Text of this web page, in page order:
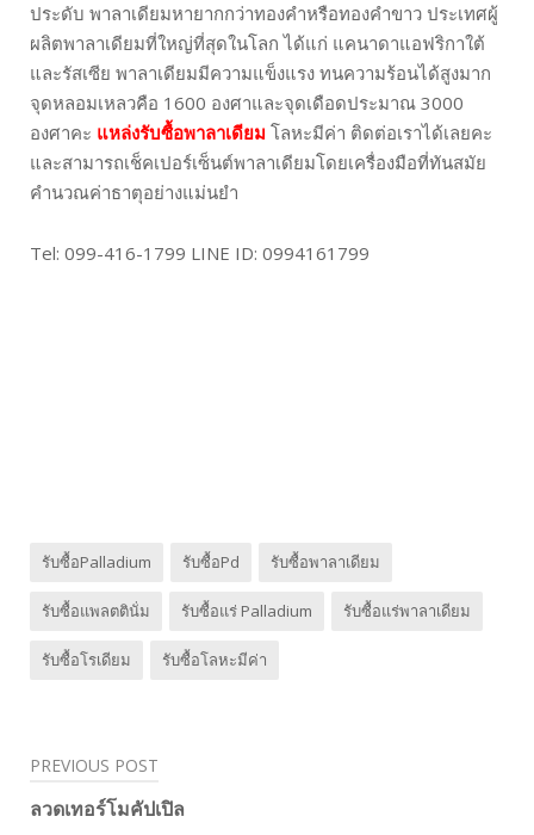
ประดับ พาลาเดียมหายากกว่าทองคำหรือทองคำขาว ประเทศผู้
ผลิตพาลาเดียมที่ใหญ่ที่สุดในโลก ได้แก่ แคนาดาแอฟริกาใต้
และรัสเซีย พาลาเดียมมีความแข็งแรง ทนความร้อนได้สูงมาก
จุดหลอมเหลวคือ 1600 องศาและจุดเดือดประมาณ 3000
องศาคะ แหล่งรับซื้อพาลาเดียม โลหะมีค่า ติดต่อเราได้เลยคะ
และสามารถเช็คเปอร์เซ็นต์พาลาเดียมโดยเครื่องมือที่ทันสมัย
คำนวณค่าธาตุอย่างแม่นยำ
Tel: 099-416-1799 LINE ID: 0994161799
รับซื้อPalladium รับซื้อPd รับซื้อพาลาเดียม
รับซื้อแพลตตินั่ม รับซื้อแร่ Palladium รับซื้อแร่พาลาเดียม
รับซื้อโรเดียม รับซื้อโลหะมีค่า
Post
PREVIOUS POST
ลวดเทอร์โมคัปเปิล